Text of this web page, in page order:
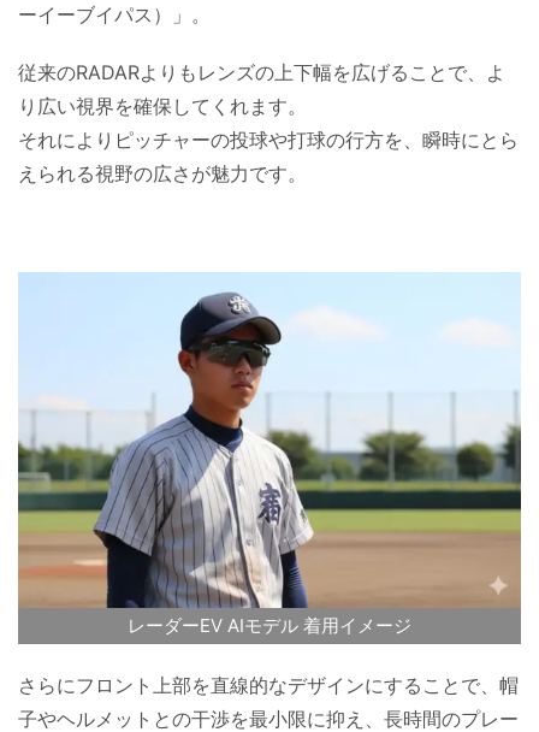
ーイーブイパス）」。
従来のRADARよりもレンズの上下幅を広げることで、よ
り広い視界を確保してくれます。
それによりピッチャーの投球や打球の行方を、瞬時にとら
えられる視野の広さが魅力です。
レーダーEV AIモデル 着用イメージ
さらにフロント上部を直線的なデザインにすることで、帽
子やヘルメットとの干渉を最小限に抑え、長時間のプレー